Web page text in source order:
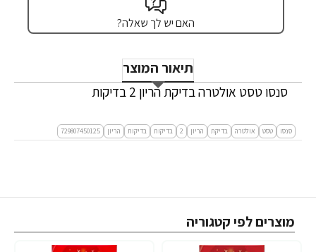
האם יש לך שאלה?
תיאור המוצר
סנסו טסט אולטרה בדיקת הריון 2 בדיקות
סנסו טסט אולטרה בדיקת הריון 2 בדיקות בדיקות הריון 729807450125
מוצרים לפי קטגוריה